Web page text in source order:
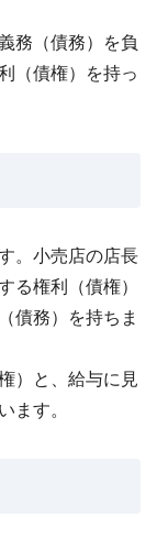
務（債務）を負
（債権）を持っ
。小売店の店長
る権利（債権）
債務）を持ちま
）と、給与に見
ます。